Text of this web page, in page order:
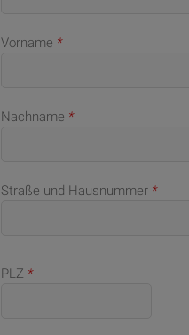
Vorname *
Nachname *
Straße und Hausnummer *
PLZ *